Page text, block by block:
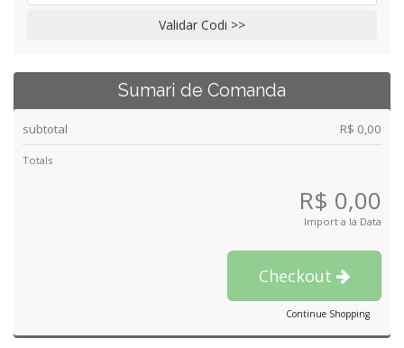
Validar Codi >>
Sumari de Comanda
subtotal R$ 0,00
Totals
R$ 0,00
Import a la Data
Checkout
Continue Shopping